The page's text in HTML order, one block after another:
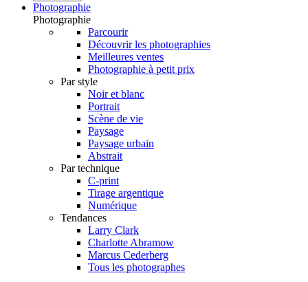
Photographie
Photographie
Parcourir
Découvrir les photographies
Meilleures ventes
Photographie à petit prix
Par style
Noir et blanc
Portrait
Scène de vie
Paysage
Paysage urbain
Abstrait
Par technique
C-print
Tirage argentique
Numérique
Tendances
Larry Clark
Charlotte Abramow
Marcus Cederberg
Tous les photographes